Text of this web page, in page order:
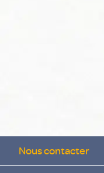
Nous contacter